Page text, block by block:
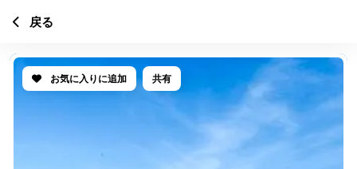
お気に入りに追加 共有
戻る